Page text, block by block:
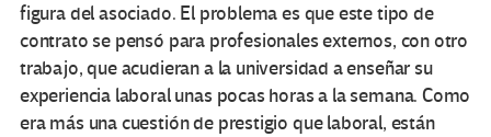
figura del asociado. El problema es que este tipo de
contrato se pensó para profesionales externos, con otro
trabajo, que acudieran a la universidad a enseñar su
experiencia laboral unas pocas horas a la semana. Como
era más una cuestión de prestigio que laboral, están